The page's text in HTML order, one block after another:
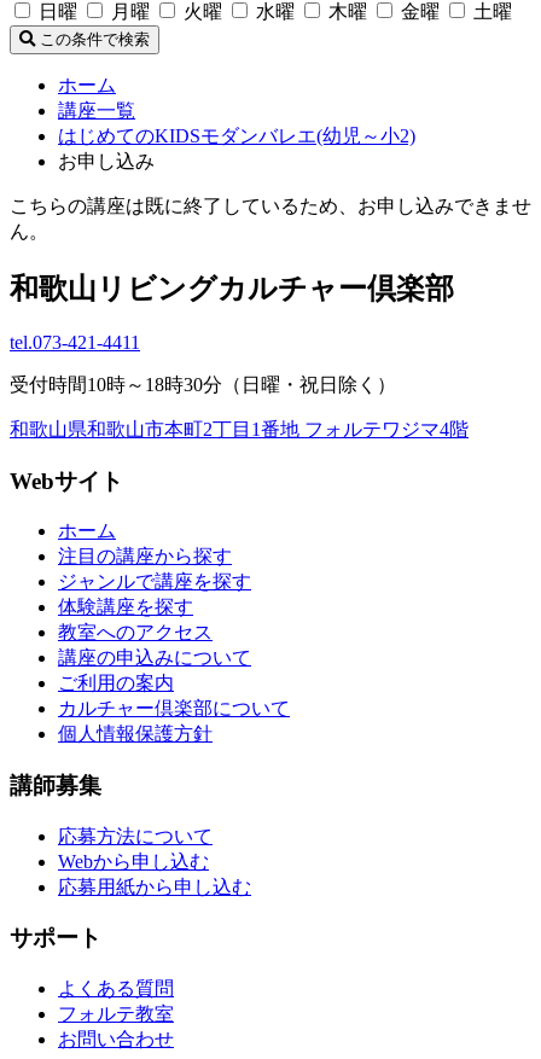
日曜
月曜 火曜 水曜 木曜 金曜 土曜
この条件で検索
ホーム
講座一覧
はじめてのKIDSモダンバレエ(幼児～小2)
お申し込み
こちらの講座は既に終了しているため、お申し込みできませ
ん。
和歌山リビングカルチャー倶楽部
tel.073-421-4411
受付時間10時～18時30分（日曜・祝日除く）
和歌山県和歌山市本町2丁目1番地 フォルテワジマ4階
Webサイト
ホーム
注目の講座から探す
ジャンルで講座を探す
体験講座を探す
教室へのアクセス
講座の申込みについて
ご利用の案内
カルチャー倶楽部について
個人情報保護方針
講師募集
応募方法について
Webから申し込む
応募用紙から申し込む
サポート
よくある質問
フォルテ教室
お問い合わせ